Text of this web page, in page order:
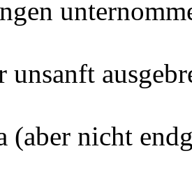
unsanft
(aber nicht